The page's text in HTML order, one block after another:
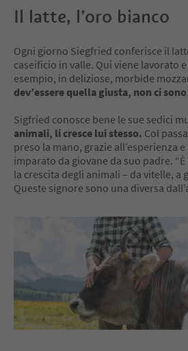
Il latte, l’oro bianco
Ogni giorno Siegfried conferisce il
caseificio in valle. Qui viene lavorato
esempio, in deliziose, morbide
dev’essere quella giusta, non ci
Sigfried conosce bene le sue sedici
animali, li cresce lui stesso. Col
preso la mano, grazie all’esperienza
imparato da giovane da suo padre.
la crescita degli animali – da vitelle, a
Queste signore sono una diversa